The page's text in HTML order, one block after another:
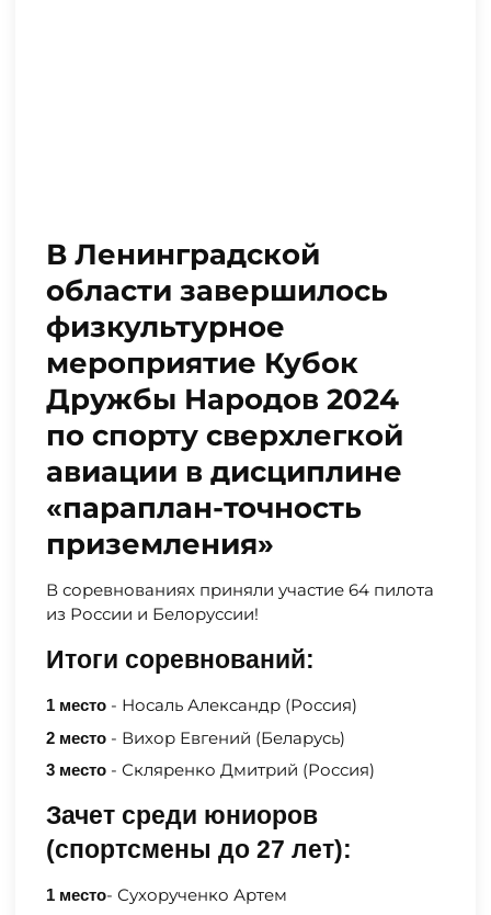
В Ленинградской
области завершилось
физкультурное
мероприятие Кубок
Дружбы Народов 2024
по спорту сверхлегкой
авиации в дисциплине
«параплан-точность
приземления»
В соревнованиях приняли участие 64 пилота
из России и Белоруссии!
Итоги соревнований:
1 место - Носаль Александр (Россия)
2 место - Вихор Евгений (Беларусь)
3 место - Скляренко Дмитрий (Россия)
Зачет среди юниоров
(спортсмены до 27 лет):
1 место- Сухорученко Артем